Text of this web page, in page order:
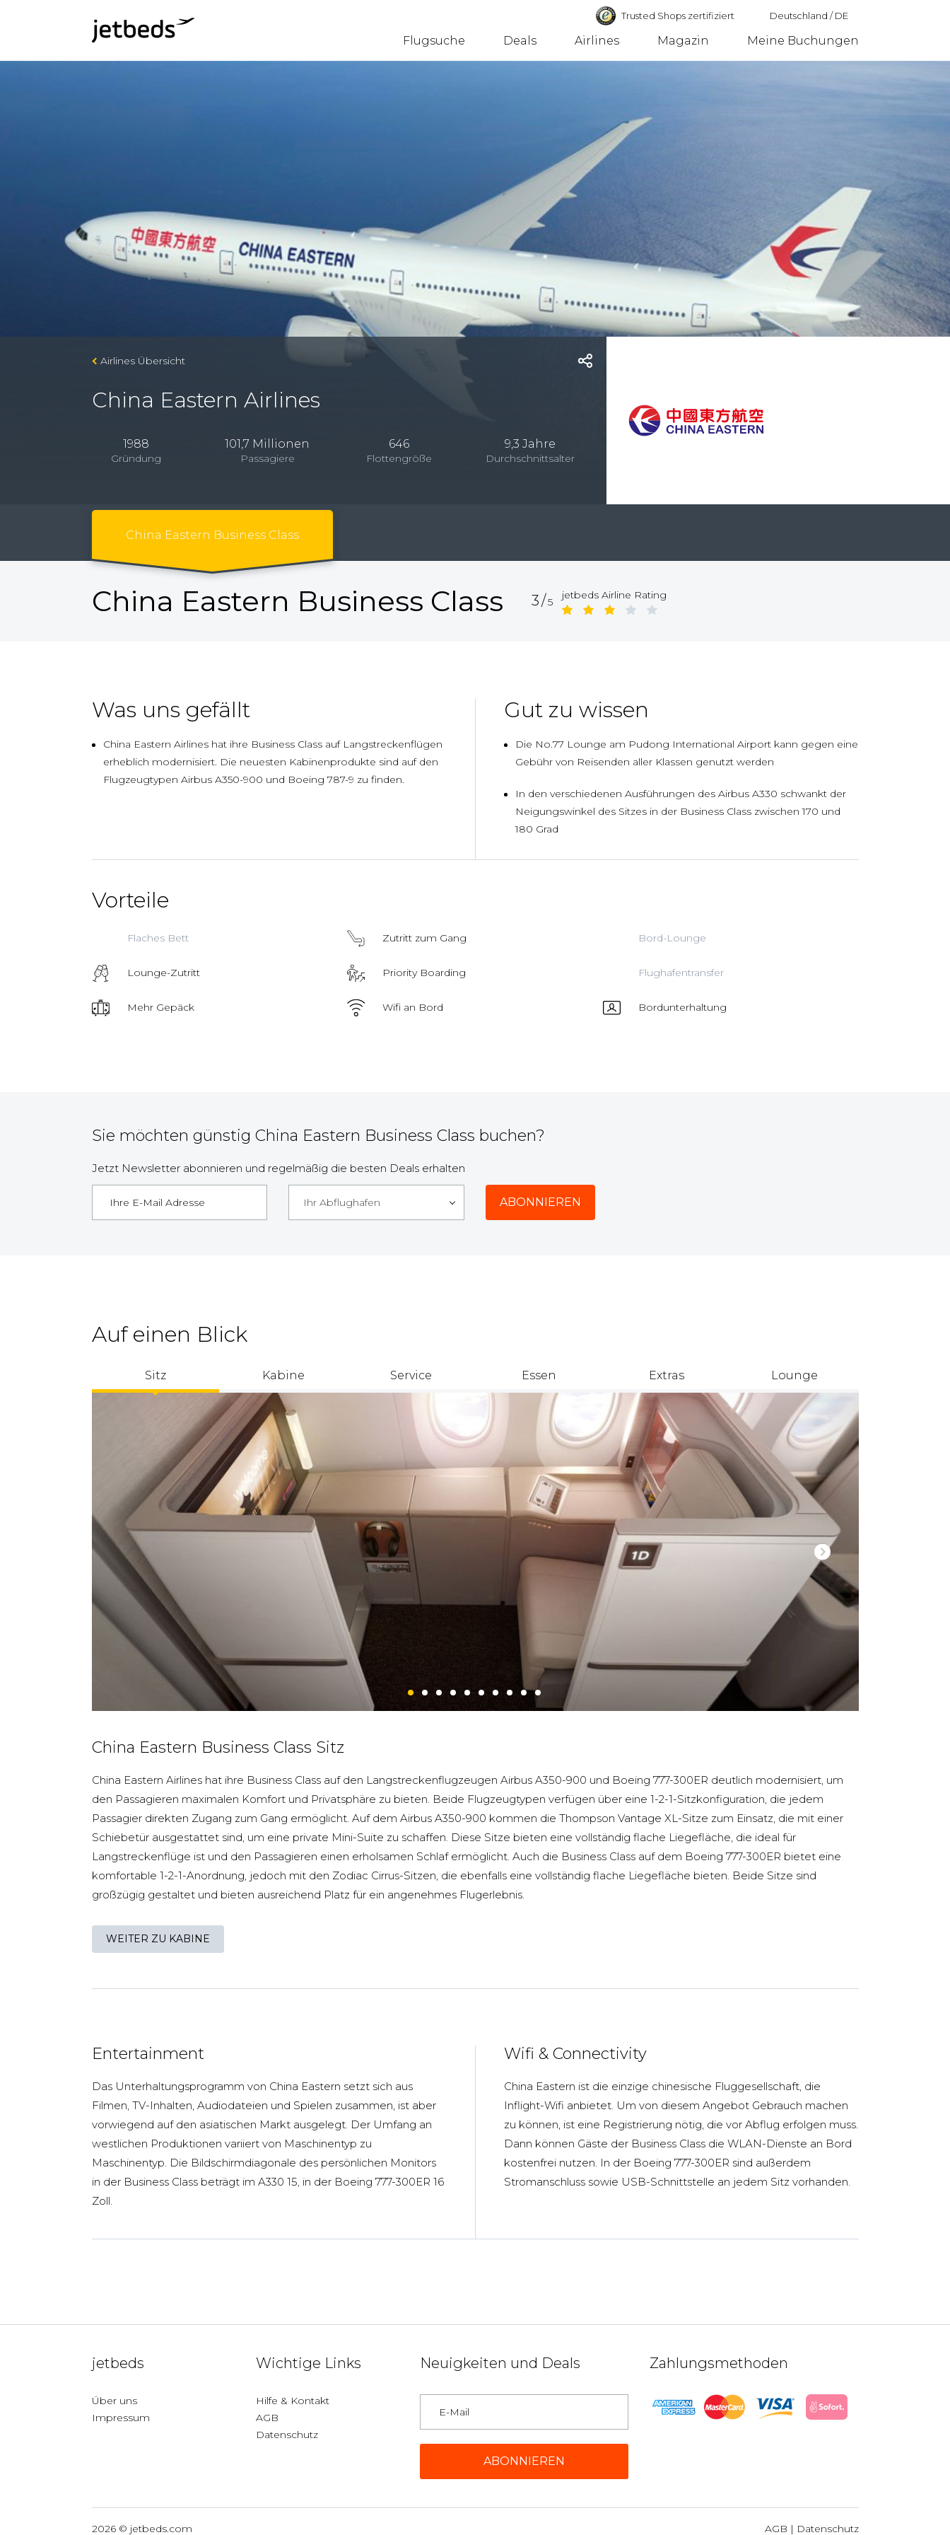
Trusted Shops zertifiziert Deutschland /DE
Flugsuche Deals Airlines Magazin Meine Buchungen
Airlines Übersicht
China Eastern Airlines
1988
Gründung
101,7 Millionen
Passagiere
646
Flottengröße
9,3 Jahre
Durchschnittsalter
China Eastern Business Class
China Eastern Business Class 3/5
jetbeds Airline Rating
Was uns gefällt
China Eastern Airlines hat ihre Business Class auf Langstreckenflügen
erheblich modernisiert. Die neuesten Kabinenprodukte sind auf den
Flugzeugtypen Airbus A350-900 und Boeing 787-9 zu finden.
Gut zu wissen
Die No.77 Lounge am Pudong International Airport kann gegen eine
Gebühr von Reisenden aller Klassen genutzt werden
In den verschiedenen Ausführungen des Airbus A330 schwankt der
Neigungswinkel des Sitzes in der Business Class zwischen 170 und
180 Grad
Vorteile
Flaches Bett Zutritt zum Gang Bord-Lounge
Lounge-Zutritt Priority Boarding Flughafentransfer
Mehr Gepäck Wifi an Bord Bordunterhaltung
Sie möchten günstig China Eastern Business Class buchen?
Jetzt Newsletter abonnieren und regelmäßig die besten Deals erhalten
Ihr Abflughafen
Auf einen Blick
Sitz Kabine Service Essen Extras Lounge
China Eastern Business Class Sitz
China Eastern Airlines hat ihre Business Class auf den Langstreckenflugzeugen Airbus A350-900 und Boeing 777-300ER deutlich modernisiert, um
den Passagieren maximalen Komfort und Privatsphäre zu bieten. Beide Flugzeugtypen verfügen über eine 1-2-1-Sitzkonfiguration, die jedem
Passagier direkten Zugang zum Gang ermöglicht. Auf dem Airbus A350-900 kommen die Thompson Vantage XL-Sitze zum Einsatz, die mit einer
Schiebetür ausgestattet sind, um eine private Mini-Suite zu schaffen. Diese Sitze bieten eine vollständig flache Liegefläche, die ideal für
Langstreckenflüge ist und den Passagieren einen erholsamen Schlaf ermöglicht. Auch die Business Class auf dem Boeing 777-300ER bietet eine
komfortable 1-2-1-Anordnung, jedoch mit den Zodiac Cirrus-Sitzen, die ebenfalls eine vollständig flache Liegefläche bieten. Beide Sitze sind
großzügig gestaltet und bieten ausreichend Platz für ein angenehmes Flugerlebnis.
WEITER ZU KABINE
Entertainment
Das Unterhaltungsprogramm von China Eastern setzt sich aus
Filmen, TV-Inhalten, Audiodateien und Spielen zusammen, ist aber
vorwiegend auf den asiatischen Markt ausgelegt. Der Umfang an
westlichen Produktionen variiert von Maschinentyp zu
Maschinentyp. Die Bildschirmdiagonale des persönlichen Monitors
in der Business Class beträgt im A330 15, in der Boeing 777-300ER 16
Zoll.
Wifi & Connectivity
China Eastern ist die einzige chinesische Fluggesellschaft, die
Inflight-Wifi anbietet. Um von diesem Angebot Gebrauch machen
zu können, ist eine Registrierung nötig, die vor Abflug erfolgen muss.
Dann können Gäste der Business Class die WLAN-Dienste an Bord
kostenfrei nutzen. In der Boeing 777-300ER sind außerdem
Stromanschluss sowie USB-Schnittstelle an jedem Sitz vorhanden.
jetbeds
Über uns
Impressum
Wichtige Links
Hilfe & Kontakt
AGB
Datenschutz
Neuigkeiten und Deals Zahlungsmethoden
2026 © jetbeds.com AGB | Datenschutz